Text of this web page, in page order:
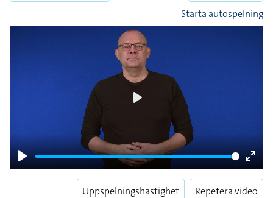
Starta autospelning
Play
Enter
Uppspelningshastighet Repetera video